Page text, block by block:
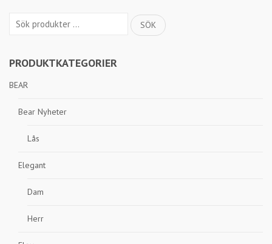
Sök
SÖK
PRODUKTKATEGORIER
BEAR
Bear Nyheter
Lås
Elegant
Dam
Herr